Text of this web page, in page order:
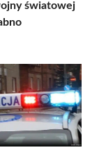
światowej